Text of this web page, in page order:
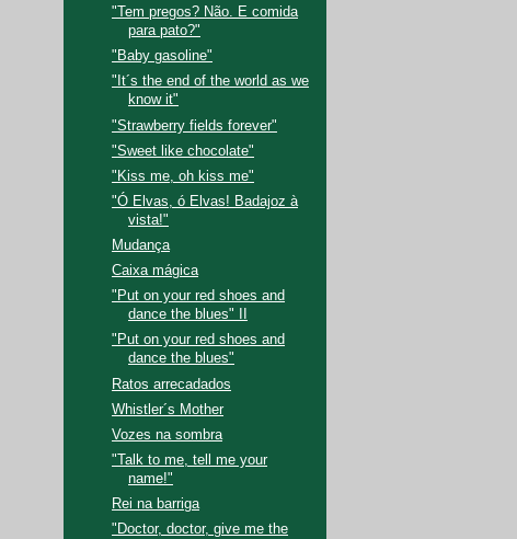
"Tem pregos? Não. E comida
para pato?"
"Baby gasoline"
"It´s the end of the world as we
know it"
"Strawberry fields forever"
"Sweet like chocolate"
"Kiss me, oh kiss me"
"Ó Elvas, ó Elvas! Badajoz à
vista!"
Mudança
Caixa mágica
"Put on your red shoes and
dance the blues" II
"Put on your red shoes and
dance the blues"
Ratos arrecadados
Whistler´s Mother
Vozes na sombra
"Talk to me, tell me your
name!"
Rei na barriga
"Doctor, doctor, give me the